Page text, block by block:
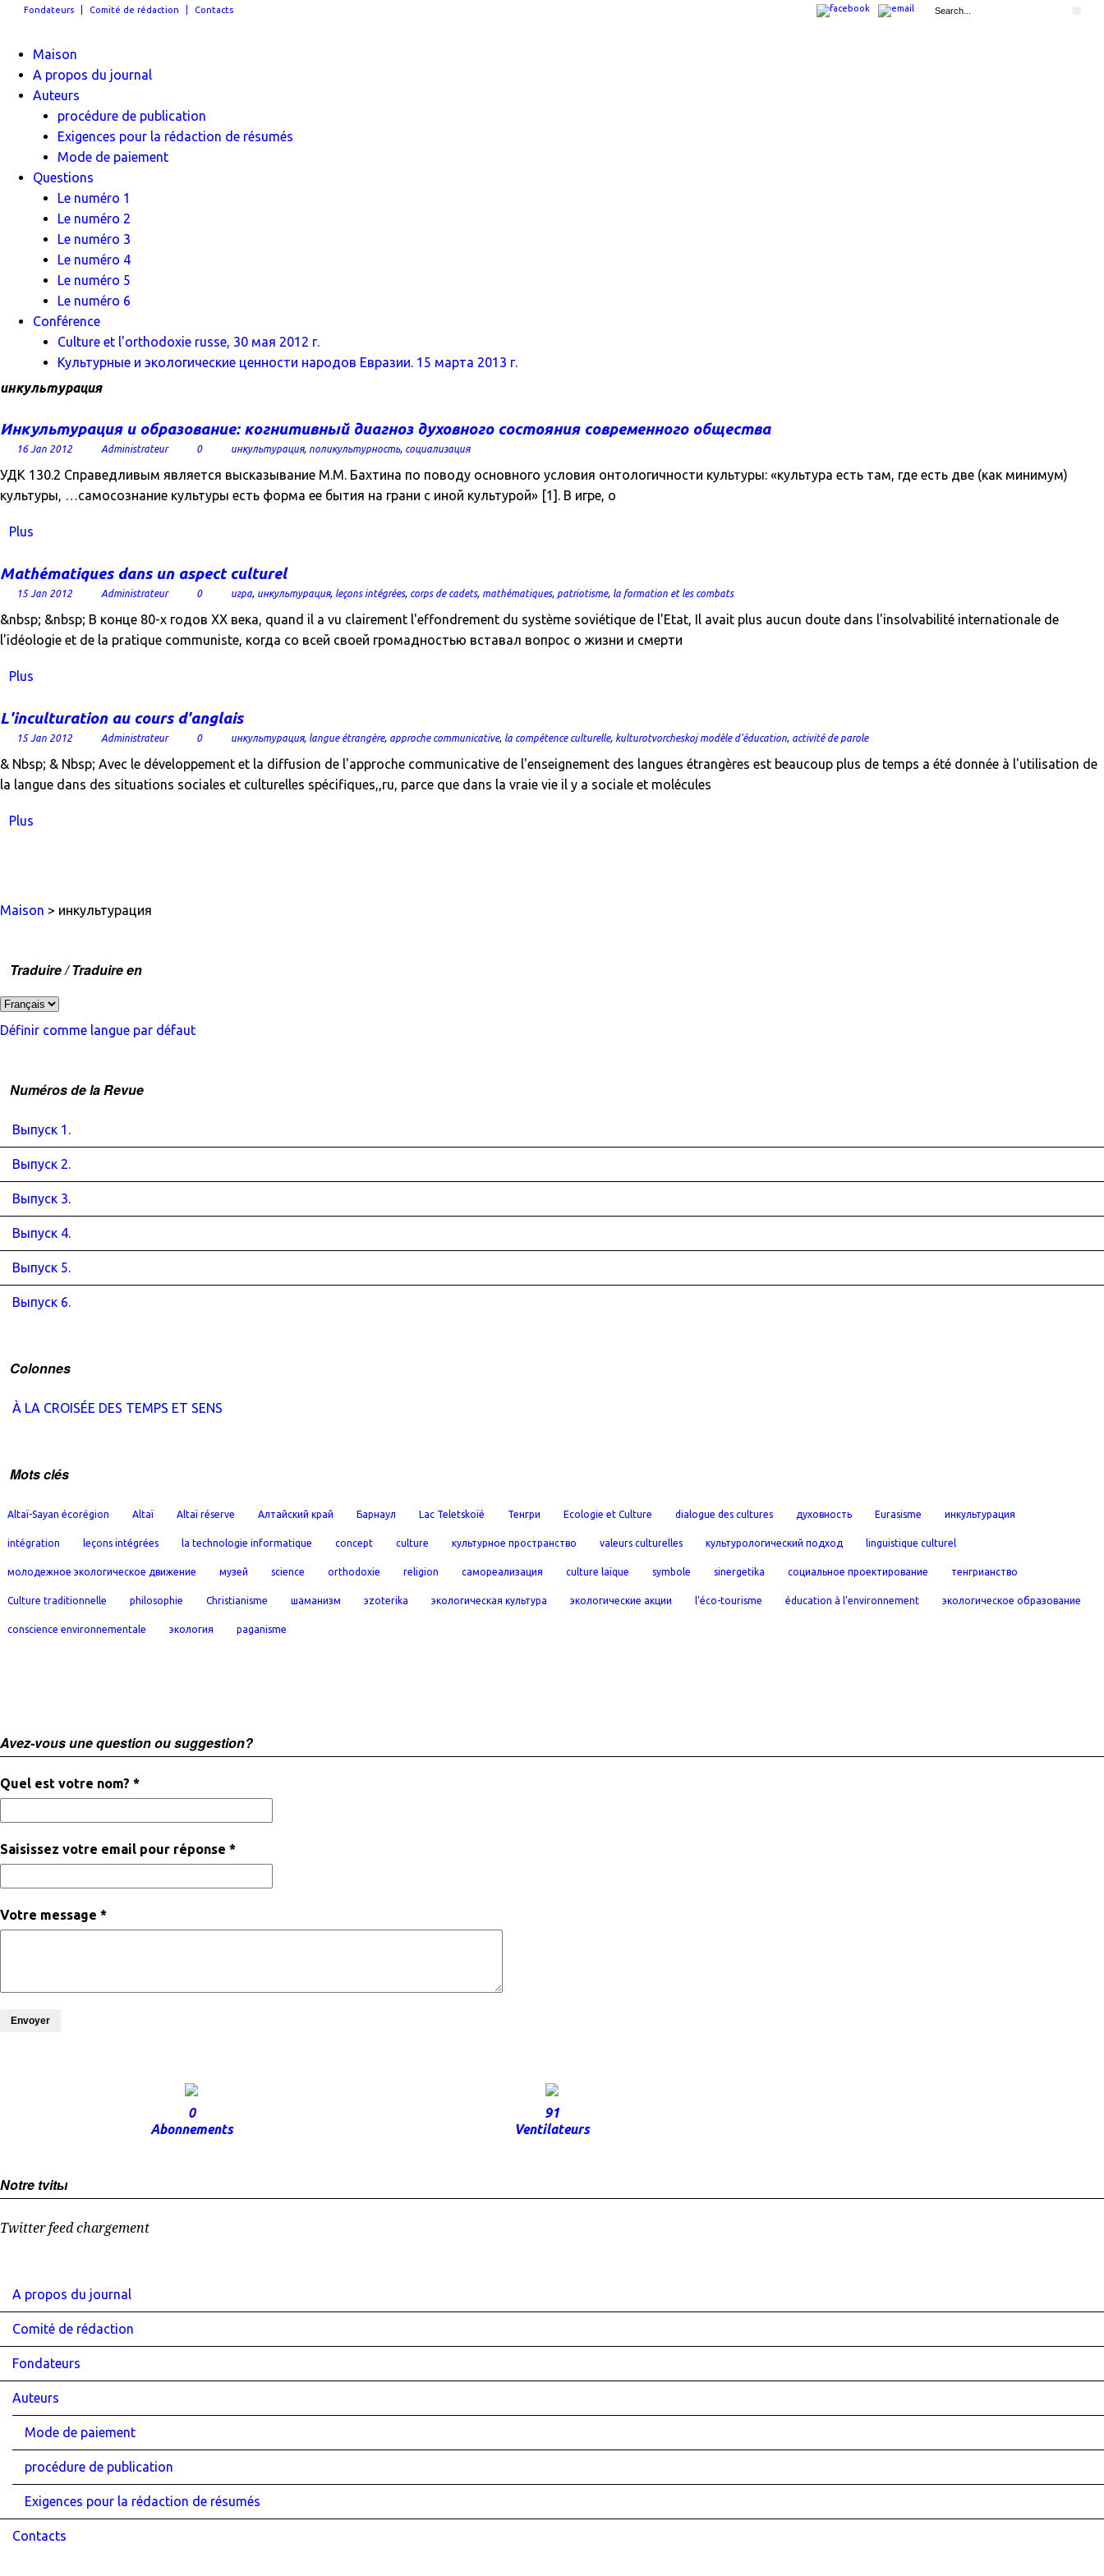
Fondateurs Comité de rédaction Contacts
Maison
A propos du journal
Auteurs
procédure de publication
Exigences pour la rédaction de résumés
Mode de paiement
Questions
Le numéro 1
Le numéro 2
Le numéro 3
Le numéro 4
Le numéro 5
Le numéro 6
Conférence
Culture et l'orthodoxie russe, 30 мая 2012 г.
Культурные и экологические ценности народов Евразии. 15 марта 2013 г.
инкультурация
Инкультурация и образование: когнитивный диагноз духовного состояния современного общества
16 Jan 2012 Administrateur 0 инкультурация, поликультурность, социализация
УДК 130.2 Справедливым является высказывание М.М. Бахтина по поводу основного условия онтологичности культуры: «культура есть там, где есть две (как минимум)
культуры, …самосознание культуры есть форма ее бытия на грани с иной культурой» [1]. В игре, о
Plus
Mathématiques dans un aspect culturel
15 Jan 2012 Administrateur 0 игра, инкультурация, leçons intégrées, corps de cadets, mathématiques, patriotisme, la formation et les combats
&nbsp; &nbsp; В конце 80-х годов ХХ века, quand il a vu clairement l'effondrement du système soviétique de l'Etat, Il avait plus aucun doute dans l'insolvabilité internationale de
l'idéologie et de la pratique communiste, когда со всей своей громадностью вставал вопрос о жизни и смерти
Plus
L'inculturation au cours d'anglais
15 Jan 2012 Administrateur 0 инкультурация, langue étrangère, approche communicative, la compétence culturelle, kulturotvorcheskoj modèle d'éducation, activité de parole
& Nbsp; & Nbsp; Avec le développement et la diffusion de l'approche communicative de l'enseignement des langues étrangères est beaucoup plus de temps a été donnée à l'utilisation de
la langue dans des situations sociales et culturelles spécifiques,,ru, parce que dans la vraie vie il y a sociale et molécules
Plus
Maison > инкультурация
Traduire / Traduire en
Définir comme langue par défaut
Numéros de la Revue
Выпуск 1.
Выпуск 2.
Выпуск 3.
Выпуск 4.
Выпуск 5.
Выпуск 6.
Colonnes
À LA CROISÉE DES TEMPS ET SENS
Mots clés
Altaï-Sayan écorégion Altaï Altaï réserve Алтайский край Барнаул Lac Teletskoïé Тенгри Ecologie et Culture dialogue des cultures духовность Eurasisme инкультурация
intégration leçons intégrées la technologie informatique concept culture культурное пространство valeurs culturelles культурологический подход linguistique culturel
молодежное экологическое движение музей science orthodoxie religion самореализация culture laïque symbole sinergetika социальное проектирование тенгрианство
Culture traditionnelle philosophie Christianisme шаманизм эzoterika экологическая культура экологические акции l'éco-tourisme éducation à l'environnement экологическое образование
conscience environnementale экология paganisme
Avez-vous une question ou suggestion?
Quel est votre nom? *
Saisissez votre email pour réponse *
Votre message *
Envoyer
0
Abonnements
91
Ventilateurs
Notre tvitы
Twitter feed chargement
A propos du journal
Comité de rédaction
Fondateurs
Auteurs
Mode de paiement
procédure de publication
Exigences pour la rédaction de résumés
Contacts